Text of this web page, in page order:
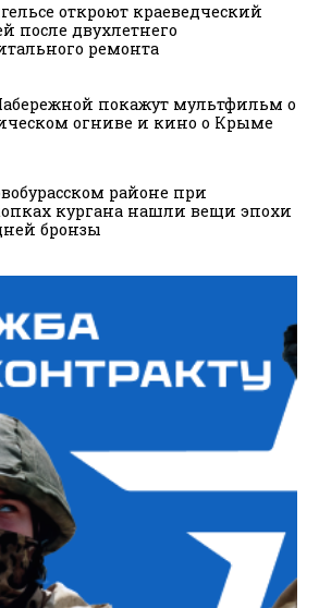
откроют краеведческий
после двухлетнего
ремонта
покажут мультфильм о
огниве и кино о Крыме
районе при
кургана нашли вещи эпохи
бронзы